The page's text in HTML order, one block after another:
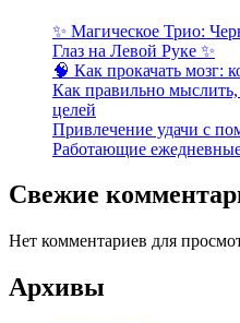
✨ Магическое Трио:
Глаз на Левой Руке ✨
🧠 Как прокачать мозг:
Как правильно
целей
Привлечение удачи с
Работающие
Свежие
Нет комментариев для
Архивы